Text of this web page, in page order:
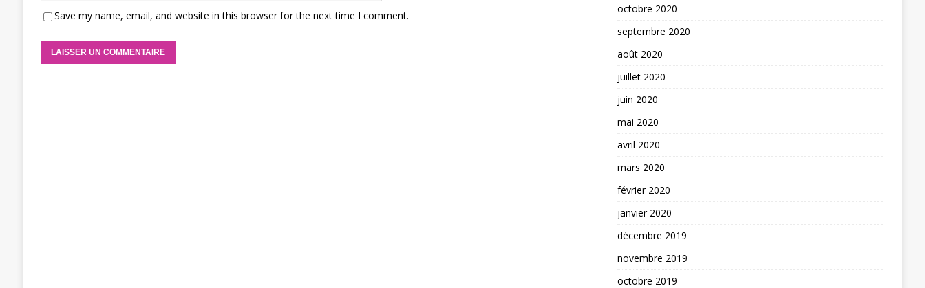
Save my name, email, and website in this browser for the next time I comment.
octobre 2020
septembre 2020
août 2020
juillet 2020
juin 2020
mai 2020
avril 2020
mars 2020
février 2020
janvier 2020
décembre 2019
novembre 2019
octobre 2019